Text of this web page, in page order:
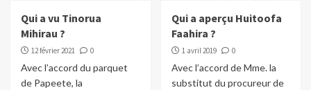
Qui a vu Tinorua
Mihirau ?
12 février 2021 0
Avec l’accord du parquet
de Papeete, la
Qui a aperçu Huitoofa
Faahira ?
1 avril 2019 0
Avec l’accord de Mme. la
substitut du procureur de